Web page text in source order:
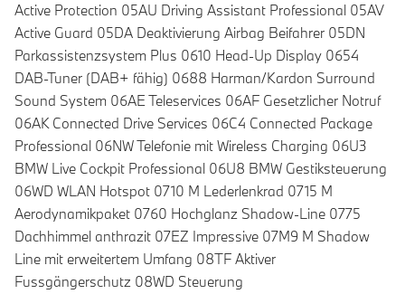
Active Protection 05AU Driving Assistant Professional 05AV
Active Guard 05DA Deaktivierung Airbag Beifahrer 05DN
Parkassistenzsystem Plus 0610 Head-Up Display 0654
DAB-Tuner (DAB+ fähig) 0688 Harman/Kardon Surround
Sound System 06AE Teleservices 06AF Gesetzlicher Notruf
06AK Connected Drive Services 06C4 Connected Package
Professional 06NW Telefonie mit Wireless Charging 06U3
BMW Live Cockpit Professional 06U8 BMW Gestiksteuerung
06WD WLAN Hotspot 0710 M Lederlenkrad 0715 M
Aerodynamikpaket 0760 Hochglanz Shadow-Line 0775
Dachhimmel anthrazit 07EZ Impressive 07M9 M Shadow
Line mit erweitertem Umfang 08TF Aktiver
Fussgängerschutz 08WD Steuerung